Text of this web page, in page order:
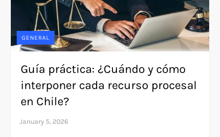
GENERAL
Guía práctica: ¿Cuándo y cómo
interponer cada recurso procesal
en Chile?